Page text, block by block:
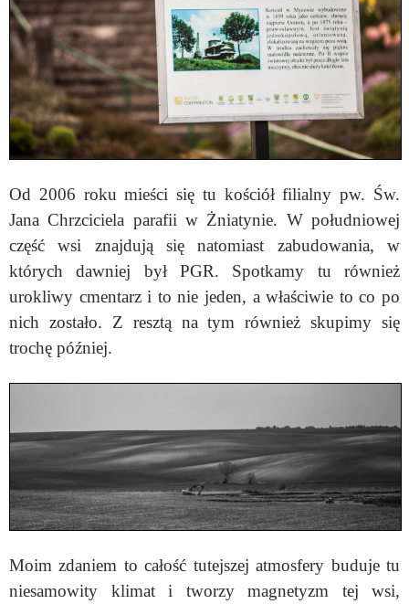
Od 2006 roku mieści się tu kościół filialny pw. Św.
Jana Chrzciciela parafii w Żniatynie. W południowej
część wsi znajdują się natomiast zabudowania, w
których dawniej był PGR. Spotkamy tu również
urokliwy cmentarz i to nie jeden, a właściwie to co po
nich zostało. Z resztą na tym również skupimy się
trochę później.
Moim zdaniem to całość tutejszej atmosfery buduje tu
niesamowity klimat i tworzy magnetyzm tej wsi,